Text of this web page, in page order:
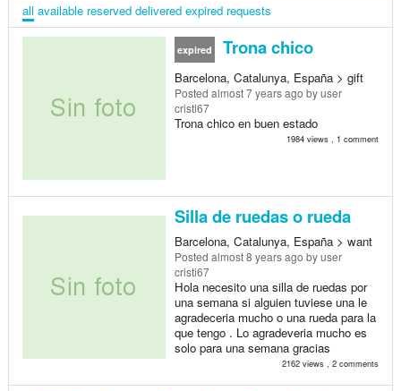
all available reserved delivered expired requests
expired Trona chico
Barcelona, Catalunya, España > gift
Posted almost 7 years ago by user
cristi67
Trona chico en buen estado
1984 views , 1 comment
Silla de ruedas o rueda
Barcelona, Catalunya, España > want
Posted almost 8 years ago by user
cristi67
Hola necesito una silla de ruedas por
una semana si alguien tuviese una le
agradeceria mucho o una rueda para la
que tengo . Lo agradeveria mucho es
solo para una semana gracias
2162 views , 2 comments